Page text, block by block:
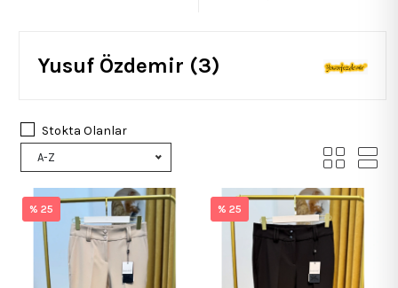
Yusuf Özdemir (3)
Stokta Olanlar
A-Z
% 25 % 25